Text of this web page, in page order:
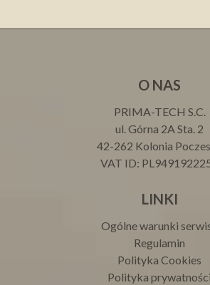
O NAS
PRIMA-TECH S.C.
ul. Górna 2A Sta. 2
42-262 Kolonia
VAT ID:
LINKI
Ogólne warunki
Regulamin
Polityka Cookies
Polityka prywatności